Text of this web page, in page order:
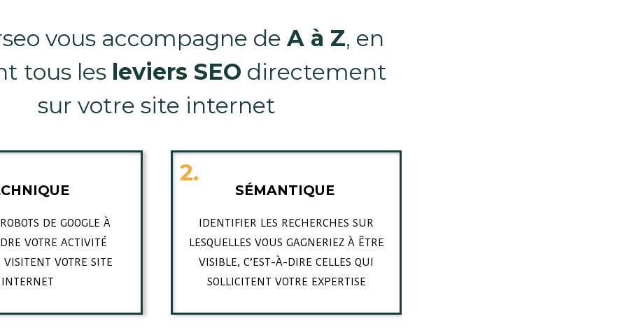
vous accompagne de A à Z, en
tous les leviers SEO directement
sur votre site internet
DE GOOGLE À
VOTRE ACTIVITÉ
VISITENT VOTRE SITE
INTERNET
2.
SÉMANTIQUE
IDENTIFIER LES RECHERCHES SUR
LESQUELLES VOUS GAGNERIEZ À ÊTRE
VISIBLE, C’EST-À-DIRE CELLES QUI
SOLLICITENT VOTRE EXPERTISE